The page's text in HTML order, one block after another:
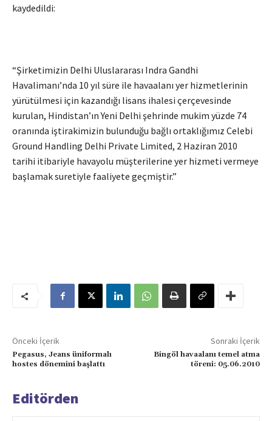
kaydedildi:
“Şirketimizin Delhi Uluslararası Indra Gandhi
Havalimanı’nda 10 yıl süre ile havaalanı yer hizmetlerinin
yürütülmesi için kazandığı lisans ihalesi çerçevesinde
kurulan, Hindistan’ın Yeni Delhi şehrinde mukim yüzde 74
oranında iştirakimizin bulunduğu bağlı ortaklığımız Celebi
Ground Handling Delhi Private Limited, 2 Haziran 2010
tarihi itibariyle havayolu müşterilerine yer hizmeti vermeye
başlamak suretiyle faaliyete geçmiştir.”
Önceki İçerik
Pegasus, Jeans üniformalı
hostes dönemini başlattı
Sonraki İçerik
Bingöl havaalanı temel atma
töreni: 05.06.2010
Editörden